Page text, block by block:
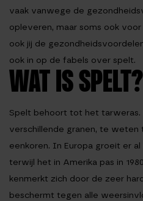
vaak vanwege de
opleveren, maar soms ook
ook jij de
ook in op de fabels over spelt.
WAT IS SPELT?
Spelt behoort tot het
verschillende granen, te weten
eenkoren. In Europa groeit er
terwijl het in Amerika pas in
kenmerkt zich door de zeer
beschermt tegen alle